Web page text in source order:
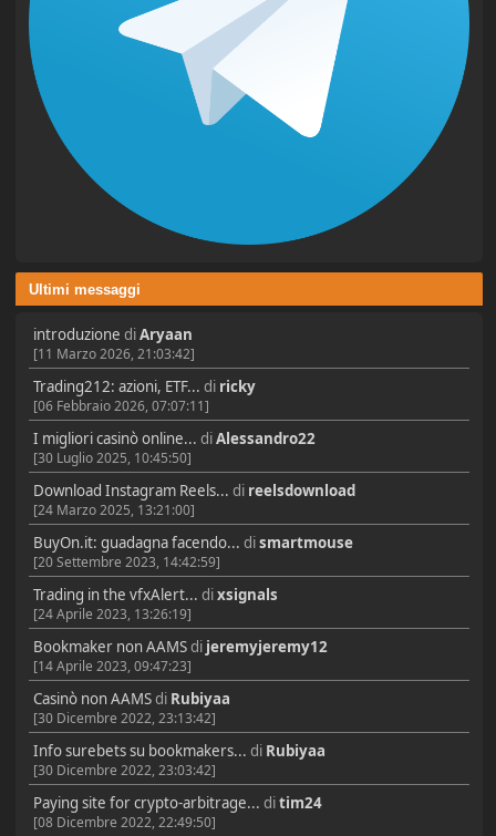
Ultimi messaggi
introduzione diAryaan
[11 Marzo 2026, 21:03:42]
Trading212: azioni, ETF... di ricky
[06 Febbraio 2026, 07:07:11]
I migliori casinò online... diAlessandro22
[30 Luglio 2025, 10:45:50]
Download Instagram Reels... di reelsdownload
[24 Marzo 2025, 13:21:00]
BuyOn.it: guadagna facendo... dismartmouse
[20 Settembre 2023, 14:42:59]
Trading in the vfxAlert... dixsignals
[24 Aprile 2023, 13:26:19]
Bookmaker non AAMSdi jeremyjeremy12
[14 Aprile 2023, 09:47:23]
Casinò non AAMSdi Rubiyaa
[30 Dicembre 2022, 23:13:42]
Info surebets su bookmakers... di Rubiyaa
[30 Dicembre 2022, 23:03:42]
Paying site for crypto-arbitrage... ditim24
[08 Dicembre 2022, 22:49:50]